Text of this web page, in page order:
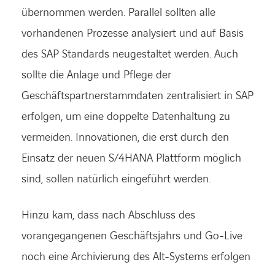
übernommen werden. Parallel sollten alle
vorhandenen Prozesse analysiert und auf Basis
des SAP Standards neugestaltet werden. Auch
sollte die Anlage und Pflege der
Geschäftspartnerstammdaten zentralisiert in SAP
erfolgen, um eine doppelte Datenhaltung zu
vermeiden. Innovationen, die erst durch den
Einsatz der neuen S/4HANA Plattform möglich
sind, sollen natürlich eingeführt werden.
Hinzu kam, dass nach Abschluss des
vorangegangenen Geschäftsjahrs und Go-Live
noch eine Archivierung des Alt-Systems erfolgen